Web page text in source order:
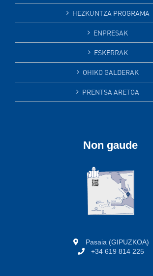
HEZKUNTZA PROGRAMA
ENPRESAK
ESKERRAK
OHIKO GALDERAK
PRENTSA ARETOA
Non gaude
Pasaia (GIPUZKOA)
+34 619 814 225